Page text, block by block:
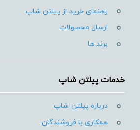
راهنمای خرید از پیلتن شاپ
ارسال محصولات
برند ها
خدمات پیلتن شاپ
درباره پیلتن شاپ
همکاری با فروشندگان